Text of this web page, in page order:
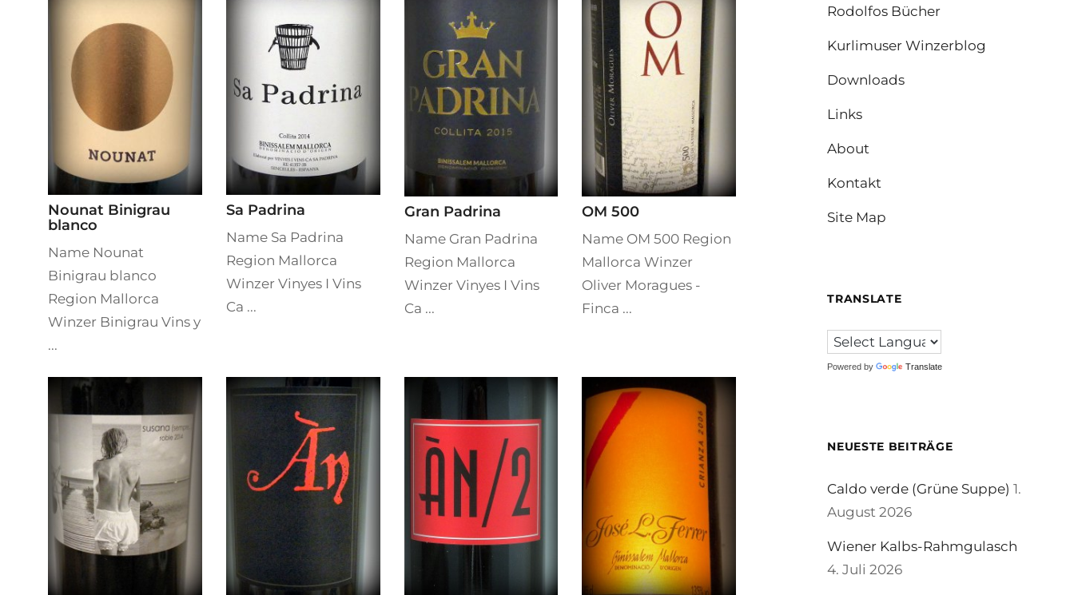
Nounat Binigrau
blanco
Name Nounat
Binigrau blanco
Region Mallorca
Winzer Binigrau Vins y
...
Sa Padrina
Name Sa Padrina
Region Mallorca
Winzer Vinyes I Vins
Ca ...
Gran Padrina
Name Gran Padrina
Region Mallorca
Winzer Vinyes I Vins
Ca ...
OM 500
Name OM 500 Region
Mallorca Winzer
Oliver Moragues -
Finca ...
Rodolfos Bücher
Kurlimuser Winzerblog
Downloads
Links
About
Kontakt
Site Map
TRANSLATE
Powered by Translate
NEUESTE BEITRÄGE
Caldo verde (Grüne Suppe) 1.
August 2026
Wiener Kalbs-Rahmgulasch
4. Juli 2026